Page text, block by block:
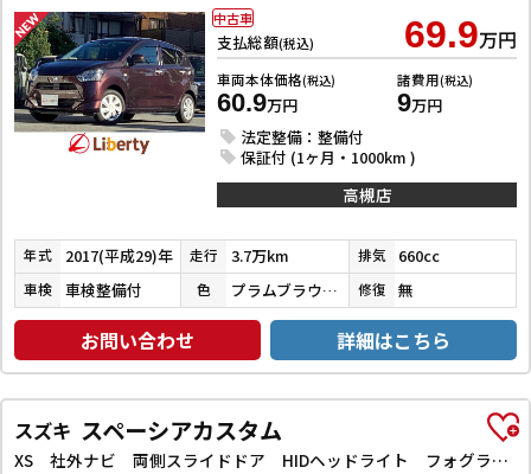
支払総額(税込) 69.9万円
車両本体価格(税込)
60.9万円
諸費用(税込)
9万円
法定整備：整備付
保証付 (1ヶ月・1000km )
中古車
高槻店
年式 2017(平成29)年 走行 3.7万km 排気 660cc
車検 車検整備付 色 プラムブラウンクリスタルマイカ 修復 無
お問い合わせ 詳細はこちら
スズキ スペーシアカスタム
XS 社外ナビ 両側スライドドア HIDヘッドライト フォグライト スマートキー プッシュスタート 電動格納ミラー オートエアコン 純正アルミホイール